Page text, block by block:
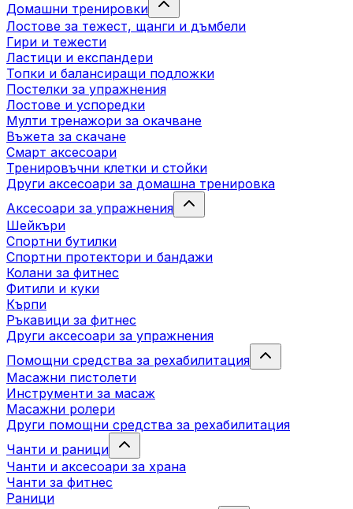
Домашни тренировки
Лостове за тежест, щанги и дъмбели
Гири и тежести
Ластици и експандери
Топки и балансиращи подложки
Постелки за упражнения
Лостове и успоредки
Мулти тренажори за окачване
Въжета за скачане
Смарт аксесоари
Тренировъчни клетки и стойки
Други аксесоари за домашна тренировка
Аксесоари за упражнения
Шейкъри
Спортни бутилки
Спортни протектори и бандажи
Колани за фитнес
Фитили и куки
Кърпи
Ръкавици за фитнес
Други аксесоари за упражнения
Помощни средства за рехабилитация
Масажни пистолети
Инструменти за масаж
Масажни ролери
Други помощни средства за рехабилитация
Чанти и раници
Чанти и аксесоари за храна
Чанти за фитнес
Раници